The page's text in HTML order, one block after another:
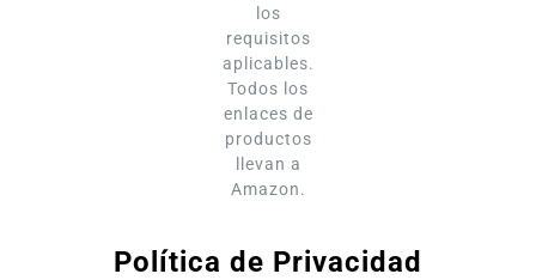
los
requisitos
aplicables.
Todos los
enlaces de
productos
llevan a
Amazon.
Política de Privacidad